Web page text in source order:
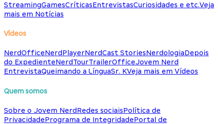
StreamingGamesCríticasEntrevistasCuriosidades e etc.Veja
mais em Notícias
Vídeos
NerdOfficeNerdPlayerNerdCast StoriesNerdologiaDepois
do ExpedienteNerdTourTrailerOfficeJovem Nerd
EntrevistaQueimando a LínguaSr. KVeja mais em Vídeos
Quem somos
Sobre o Jovem NerdRedes sociaisPolítica de
PrivacidadePrograma de IntegridadePortal de